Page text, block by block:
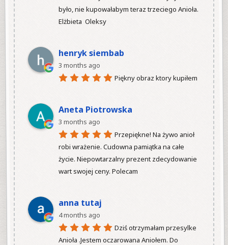
było, nie kupowałabym teraz trzeciego Anioła.
Elżbieta  Oleksy
henryk siembab
3 months ago
Piękny obraz ktory kupiłem
Aneta Piotrowska
3 months ago
Przepiękne! Na żywo anioł
robi wrażenie. Cudowna pamiątka na całe
życie. Niepowtarzalny prezent zdecydowanie
wart swojej ceny. Polecam
anna tutaj
4 months ago
Dziś otrzymałam przesylke
Anioła .Jestem oczarowana Aniołem. Do